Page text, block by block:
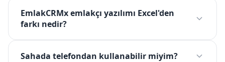
EmlakCRMx emlakçı yazılımı Excel'den
farkı nedir?
Sahada telefondan kullanabilir miyim?